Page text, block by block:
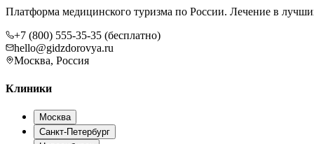
Платформа медицинского туризма по России. Лечение в
+7 (800) 555-35-35 (бесплатно)
hello@gidzdorovya.ru
Москва, Россия
Клиники
Москва
Санкт-Петербург